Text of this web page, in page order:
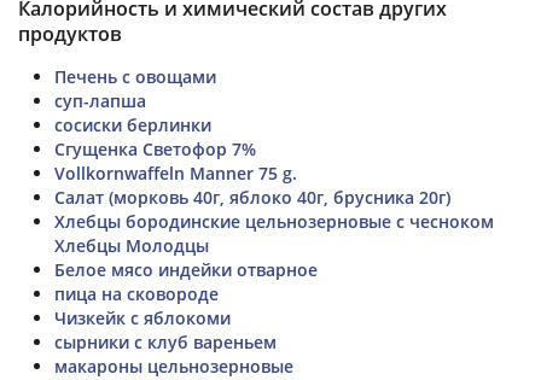
Калорийность и химический состав других
продуктов
Печень с овощами
суп-лапша
сосиски берлинки
Сгущенка Светофор 7%
Vollkornwaffeln Manner 75 g.
Салат (морковь 40г, яблоко 40г, брусника 20г)
Хлебцы бородинские цельнозерновые с чесноком
Хлебцы Молодцы
Белое мясо индейки отварное
пица на сковороде
Чизкейк с яблокоми
сырники с клуб вареньем
макароны цельнозерновые